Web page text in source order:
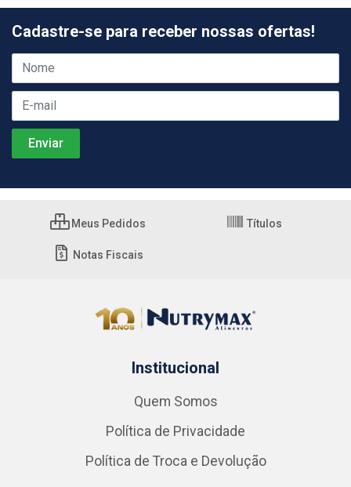
Cadastre-se para receber nossas ofertas!
Meus Pedidos Títulos
Notas Fiscais
Institucional
Quem Somos
Política de Privacidade
Política de Troca e Devolução